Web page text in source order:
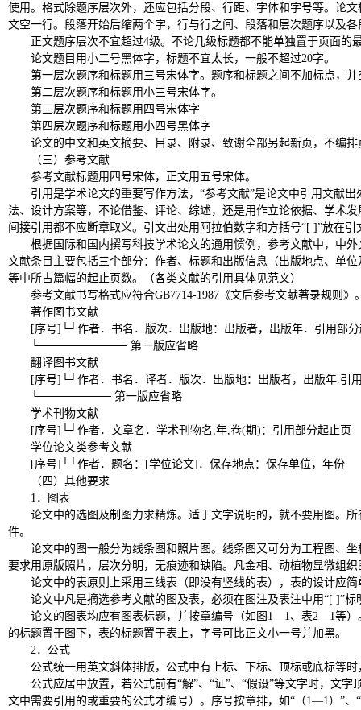
使用。格式除题序层次外，还应包括分段、行距、字体和字号等。论
文空一行。段落开始后缩两个字，行与行之间、段落和层次题序以及
正文题序层次不宜超过4级。不论几级标题都不能单独置于页面的
论文题目用小二号黑体字，标题不宜太长，一般不超过20字。
第一层次题序和标题用三号宋体字。题序和标题之间不加标点，
第二层次题序和标题用小三号宋体字。
第三层次题序和标题用四号宋体字
第四层次题序和标题用小四号黑体字
论文的中文和英文摘要、目录、附录、致谢全部另起新页，不编排
（三）参考文献
参考文献标题用四号宋体，正文用五号宋体。
引用是学术论文的重要写作方法， “参考文献”是论文中引用文献出
法、设计方案等，不论借鉴、评论、综述，还是用作立论依据、学术
间接引用都不应断章取义。引文出处用阿拉伯数字和方括号“[ ]”放在引
根据国际和国内撰写科技学术论文的通用惯例，参考文献中，中
文献条目主要包括三个部分：作者、标题和出版信息（出版地点、单
等中所占篇幅的起止页数。（各类文献的引用具体见范文）
参考文献书写格式应符合GB7714-1987 《文后参考文献著录规则
著作图书文献
[序号]└┘ 作者． 书名 ． 版次 ． 出版地：出版者，出版年． 引用部
└─────────── 第一版应省略
翻译图书文献
[序号]└┘ 作者． 书名 ． 译者． 版次 ． 出版地：出版者，出版年.引
└───────── 第一版应省略
学术刊物文献
[序号]└┘ 作者． 文章名 ． 学术刊物名 ,年,卷(期) ：引用部分起止页
学位论文类参考文献
[序号]└┘ 作者．题名： [学位论文] ． 保存地点： 保存单位，年份
（四）其他要求
1 ．图表
论文中的选图及制图力求精炼。适于文字说明的，就不要用图。
件。
论文中的图一般分为线条图和照片图。线条图又可分为工程图、
要求用原版照片，层次分明，无痕迹和缺陷。凡金相、动植物显微组
论文中的表原则上采用三线表（即没有竖线的表），表的设计应简
论文中凡是摘选参考文献的图及表，必须在图注及表注中用“[ ]”标
论文的图表均应有图表标题，并按章编号（如图 1—1、表2—1等）
的标题置于图下，表的标题置于表上，字号可比正文小一号并加黑。
2．公式
公式统一用英文斜体排版，公式中有上标、下标、顶标或底标等
公式应居中放置，若公式前有“解”、 “证”、 “假设”等文字时，文字
文中需要引用的或重要的公式才编号）。序号按章排，如“ （1—1） ”、 “